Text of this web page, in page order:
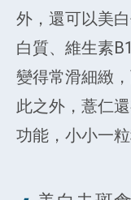
外，還可以美
白質、維生素
變得常滑細緻
此之外，薏仁
功能，小小一